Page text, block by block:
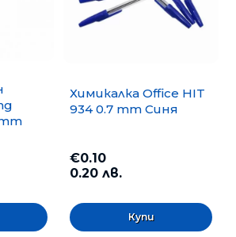
Химикалка Office HIT
934 0.7 mm Синя
€0.10
0.20 лв.